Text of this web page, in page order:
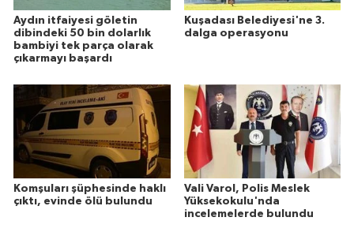
Aydın itfaiyesi göletin
dibindeki 50 bin dolarlık
bambiyi tek parça olarak
çıkarmayı başardı
Kuşadası Belediyesi'ne 3.
dalga operasyonu
Komşuları şüphesinde haklı
çıktı, evinde ölü bulundu
Vali Varol, Polis Meslek
Yüksekokulu'nda
incelemelerde bulundu